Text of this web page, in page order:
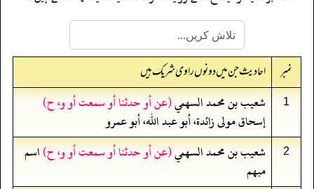
نمبر احادیث جن میں دونوں راوی شریک ہیں
1 شعيب بن محمد السهمي(عن أو حدثنا أو سمعت أو و، ح)
إسحاق مولى زائدة، أبو عبد الله، أبو عمرو
2 شعيب بن محمد السهمي(عن أو حدثنا أو سمعت أو و، ح)اسم
مبهم